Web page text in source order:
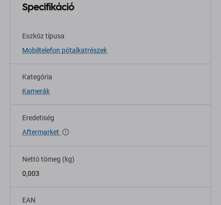
Specifikáció
Eszköz típusa
Mobiltelefon pótalkatrészek
Kategória
Kamerák
Eredetiség
Aftermarket
Nettó tömeg (kg)
0,003
EAN